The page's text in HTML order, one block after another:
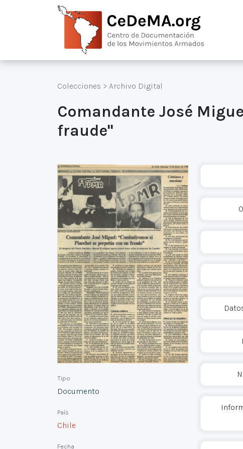
Colecciones > Archivo Digital
Comandante José
fraude"
Tipo
Documento
País
Chile
Fecha